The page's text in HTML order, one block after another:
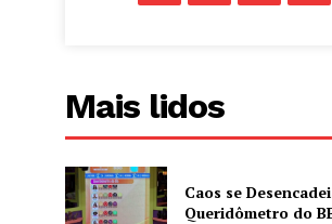
Mais lidos
Caos se
Queridômetro do